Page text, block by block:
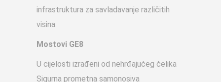
infrastruktura za savladavanje različitih
visina.
Mostovi GE8
U cijelosti izrađeni od nehrđajućeg čelika
Sigurna prometna samonosiva